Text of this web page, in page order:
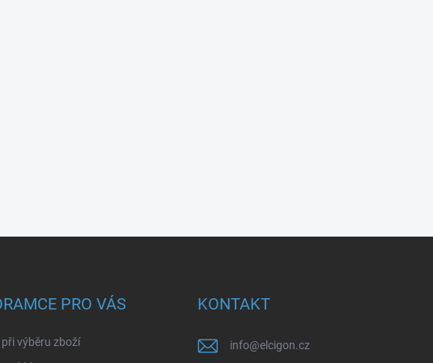
PRO VÁS
při výběru zboží
KONTAKT
info@elcigon.cz